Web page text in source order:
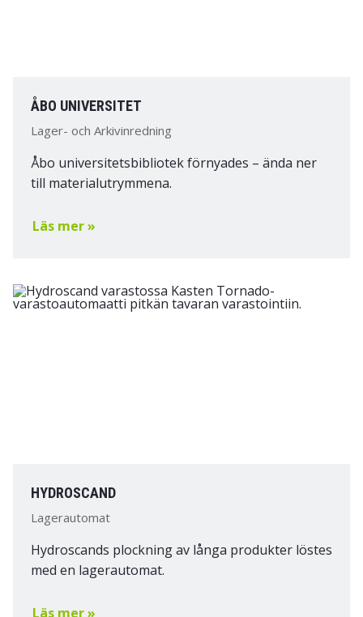
ÅBO UNIVERSITET
Lager- och Arkivinredning
Åbo universitetsbibliotek förnyades – ända ner
till materialutrymmena.
Läs mer »
HYDROSCAND
Lagerautomat
Hydroscands plockning av långa produkter löstes
med en lagerautomat.
Läs mer »